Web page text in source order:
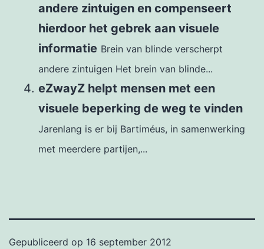
andere zintuigen en compenseert
hierdoor het gebrek aan visuele
informatie Brein van blinde verscherpt
andere zintuigen Het brein van blinde...
eZwayZ helpt mensen met een
visuele beperking de weg te vinden
Jarenlang is er bij Bartiméus, in samenwerking
met meerdere partijen,...
Gepubliceerd op 16 september 2012